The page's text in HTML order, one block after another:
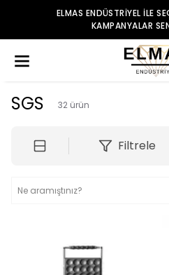
ELMAS ENDÜSTRIYEL ILE
KAMPANYALAR
SGS 32 ürün
Filtrele